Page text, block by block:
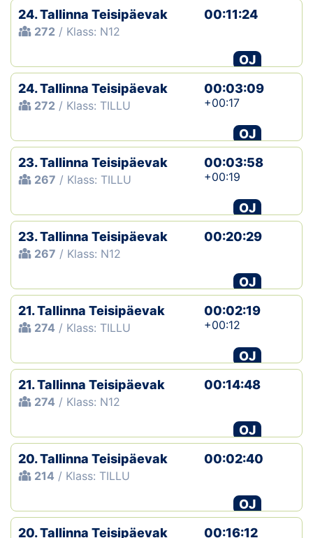
24. Tallinna Teisipäevak
272 / Klass: N12
00:11:24
OJ
24. Tallinna Teisipäevak
272 / Klass: TILLU
00:03:09
+00:17
OJ
23. Tallinna Teisipäevak
267 / Klass: TILLU
00:03:58
+00:19
OJ
23. Tallinna Teisipäevak
267 / Klass: N12
00:20:29
OJ
21. Tallinna Teisipäevak
274 / Klass: TILLU
00:02:19
+00:12
OJ
21. Tallinna Teisipäevak
274 / Klass: N12
00:14:48
OJ
20. Tallinna Teisipäevak
214 / Klass: TILLU
00:02:40
OJ
20. Tallinna Teisipäevak
00:16:12